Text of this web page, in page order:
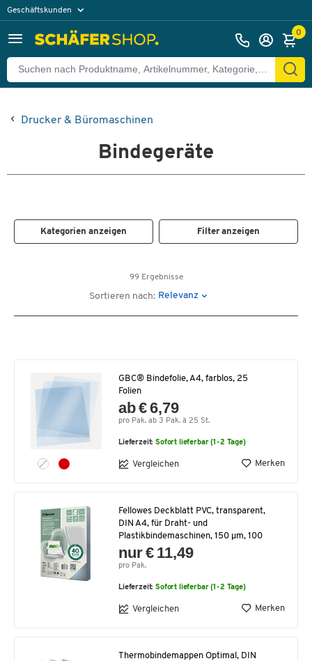
Geschäftskunden
0
Drucker & Büromaschinen
Bindegeräte
Kategorien anzeigen Filter anzeigen
99 Ergebnisse
Sortieren nach: Relevanz
GBC® Bindefolie, A4, farblos, 25
Folien
ab € 6,79
pro Pak. ab 3 Pak. à 25 St.
Lieferzeit:Sofort lieferbar (1-2 Tage)
Vergleichen Merken
Fellowes Deckblatt PVC, transparent,
DIN A4, für Draht- und
Plastikbindemaschinen, 150 µm, 100
nur € 11,49
pro Pak.
Lieferzeit:Sofort lieferbar (1-2 Tage)
Vergleichen Merken
Thermobindemappen Optimal, DIN